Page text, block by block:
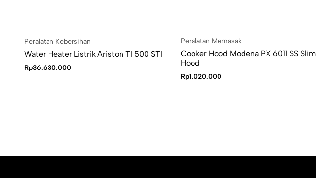
Peralatan Kebersihan
Water Heater Listrik Ariston TI 500 STI
Rp36.630.000
Peralatan Memasak
Cooker Hood Modena PX 6011 SS Slim
Hood
Rp1.020.000